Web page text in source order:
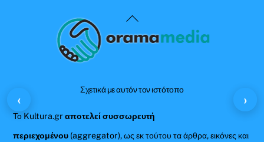
Back
To
Σχετικά με αυτόν τον ιστότοπο
Το Kultura.grαποτελεί συσσωρευτή
περιεχομένου (aggregator), ως εκ τούτου τα άρθρα, εικόνες και
‹ ›